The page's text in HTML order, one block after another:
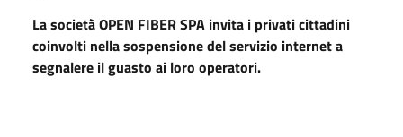
La società OPEN FIBER SPA invita i privati cittadini
coinvolti nella sospensione del servizio internet a
segnalere il guasto ai loro operatori.